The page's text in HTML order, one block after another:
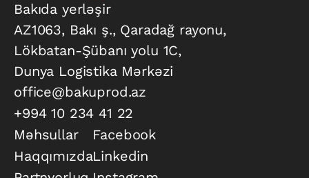
Bakıda yerləşir
AZ1063, Bakı ş., Qaradağ rayonu,
Lökbatan-Şübanı yolu 1C,
Dunya Logistika Mərkəzi
office@bakuprod.az
+994 10 234 41 22
Məhsullar
Haqqımızda
Facebook
Linkedin